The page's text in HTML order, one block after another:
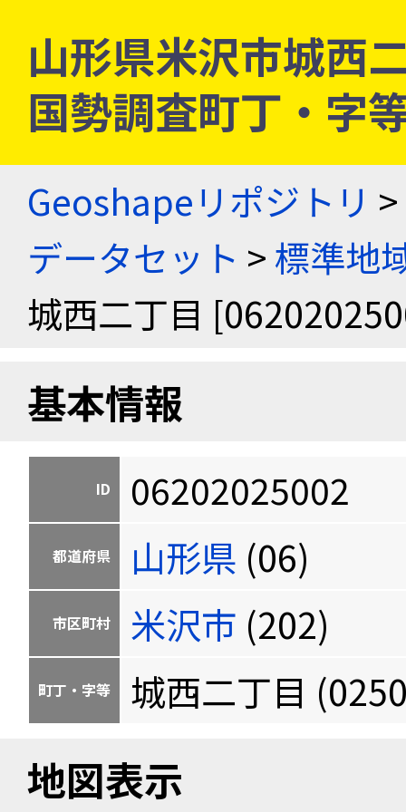
山形県米沢市城西
国勢調査町丁・字
Geoshapeリポジトリ >
データセット >標準地
城西二丁目
基本情報
ID 06202025002
都道府県 山形県 (06)
市区町村 米沢市 (202)
町丁・字等 城西二丁目
地図表示